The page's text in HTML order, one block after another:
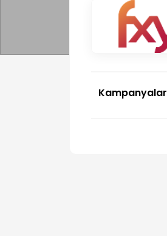
Kampanyalar